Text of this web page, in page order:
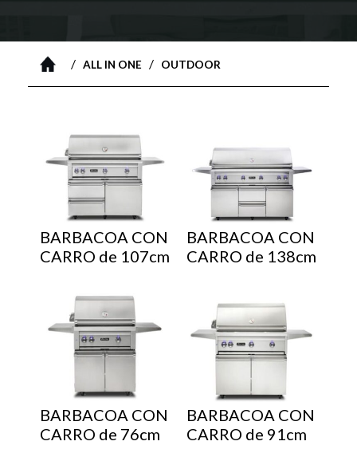
/ ALL IN ONE / OUTDOOR
BARBACOA CON
CARRO de 107cm
BARBACOA CON
CARRO de 138cm
BARBACOA CON
CARRO de 76cm
BARBACOA CON
CARRO de 91cm